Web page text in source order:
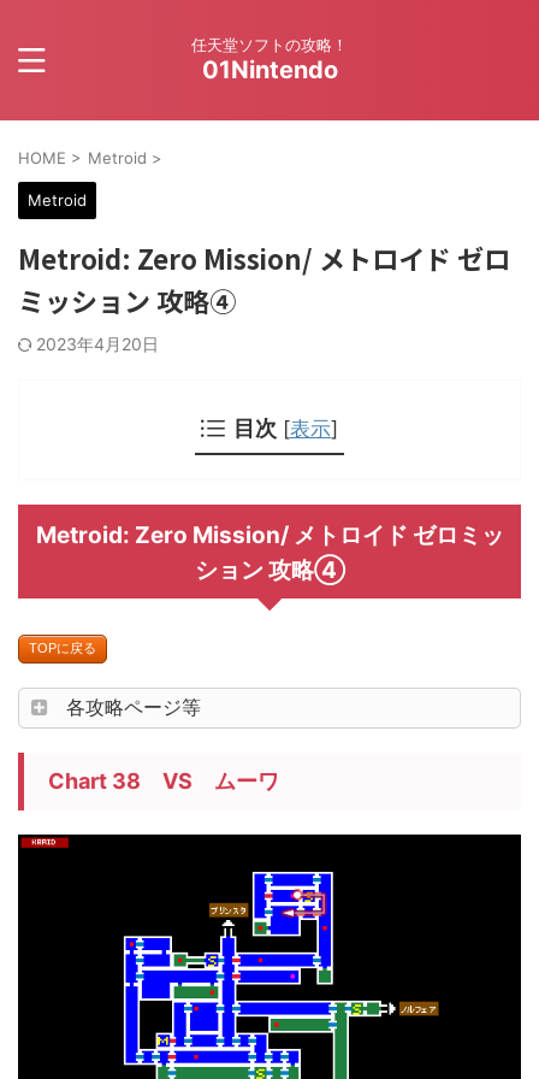
任天堂ソフトの攻略！
01Nintendo
HOME > Metroid >
Metroid
Metroid: Zero Mission/ メトロイド ゼロ
ミッション 攻略④
2023年4月20日
目次 [表示]
Metroid: Zero Mission/ メトロイド ゼロミッ
ション 攻略④
TOPに戻る
各攻略ページ等
Chart 38 VS ムーワ